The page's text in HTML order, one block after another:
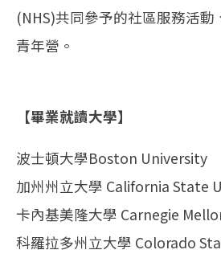
(NHS)共同參予的社區服務活
青年營。
【畢業就讀大學】
波士頓大學Boston University
加州州立大學 California State
卡內基美隆大學 Carnegie
科羅拉多州立大學 Colorado